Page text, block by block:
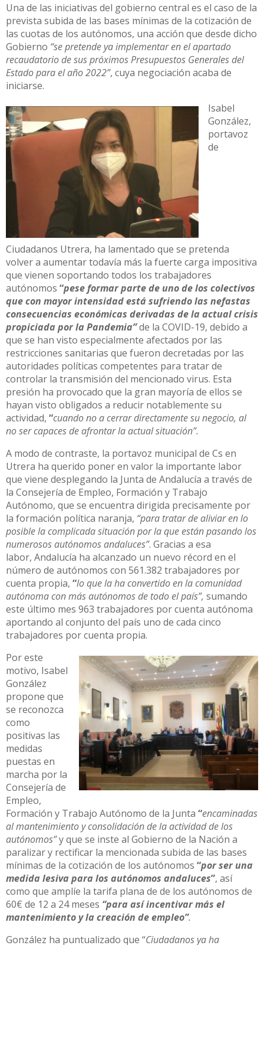
Una de las iniciativas del gobierno central es el caso de la
prevista subida de las bases mínimas de la cotización de
las cuotas de los autónomos, una acción que desde dicho
Gobierno “se pretende ya implementar en el apartado
recaudatorio de sus próximos Presupuestos Generales del
Estado para el año 2022”, cuya negociación acaba de
iniciarse.
Isabel
González,
portavoz
de
Ciudadanos Utrera, ha lamentado que se pretenda
volver a aumentar todavía más la fuerte carga impositiva
que vienen soportando todos los trabajadores
autónomos “pese formar parte de uno de los colectivos
que con mayor intensidad está sufriendo las nefastas
consecuencias económicas derivadas de la actual crisis
propiciada por la Pandemia”de la COVID-19, debido a
que se han visto especialmente afectados por las
restricciones sanitarias que fueron decretadas por las
autoridades políticas competentes para tratar de
controlar la transmisión del mencionado virus. Esta
presión ha provocado que la gran mayoría de ellos se
hayan visto obligados a reducir notablemente su
actividad, “cuando no a cerrar directamente su negocio, al
no ser capaces de afrontar la actual situación”.
A modo de contraste, la portavoz municipal de Cs en
Utrera ha querido poner en valor la importante labor
que viene desplegando la Junta de Andalucía a través de
la Consejería de Empleo, Formación y Trabajo
Autónomo, que se encuentra dirigida precisamente por
la formación política naranja, “para tratar de aliviar en lo
posible la complicada situación por la que están pasando los
numerosos autónomos andaluces”. Gracias a esa
labor, Andalucía ha alcanzado un nuevo récord en el
número de autónomos con 561.382 trabajadores por
cuenta propia, “lo que la ha convertido en la comunidad
autónoma con más autónomos de todo el país”, sumando
este último mes 963 trabajadores por cuenta autónoma
aportando al conjunto del país uno de cada cinco
trabajadores por cuenta propia.
Por este
motivo, Isabel
González
propone que
se reconozca
como
positivas las
medidas
puestas en
marcha por la
Consejería de
Empleo,
Formación y Trabajo Autónomo de la Junta “encaminadas
al mantenimiento y consolidación de la actividad de los
autónomos”y que se inste al Gobierno de la Nación a
paralizar y rectificar la mencionada subida de las bases
mínimas de la cotización de los autónomos “por ser una
medida lesiva para los autónomos andaluces”, así
como que amplíe la tarifa plana de de los autónomos de
60€ de 12 a 24 meses “para así incentivar más el
mantenimiento y la creación de empleo”.
González ha puntualizado que “Ciudadanos ya ha